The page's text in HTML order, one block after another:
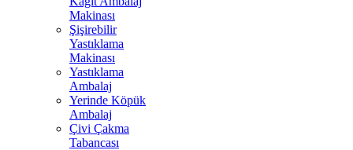
Makinası
Şişirebilir
Yastıklama
Makinası
Yastıklama
Ambalaj
Yerinde Köpük
Ambalaj
Çivi Çakma
Tabancası